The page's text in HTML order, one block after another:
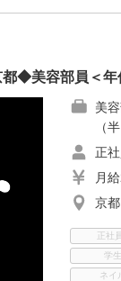
◆美容部員＜年
美
（
正
月
京都
正社
学
ネイ